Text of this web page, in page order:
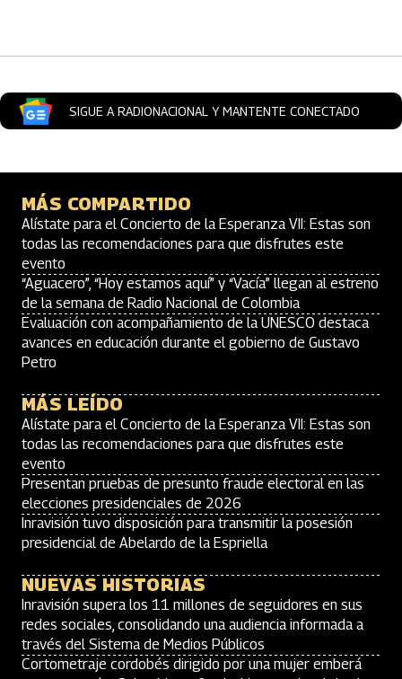
SIGUE A RADIONACIONAL Y MANTENTE CONECTADO
MÁS COMPARTIDO
Alístate para el Concierto de la Esperanza VII: Estas son
todas las recomendaciones para que disfrutes este
evento
“Aguacero”, “Hoy estamos aquí” y “Vacía” llegan al estreno
de la semana de Radio Nacional de Colombia
Evaluación con acompañamiento de la UNESCO destaca
avances en educación durante el gobierno de Gustavo
Petro
MÁS LEÍDO
Alístate para el Concierto de la Esperanza VII: Estas son
todas las recomendaciones para que disfrutes este
evento
Presentan pruebas de presunto fraude electoral en las
elecciones presidenciales de 2026
Inravisión tuvo disposición para transmitir la posesión
presidencial de Abelardo de la Espriella
NUEVAS HISTORIAS
Inravisión supera los 11 millones de seguidores en sus
redes sociales, consolidando una audiencia informada a
través del Sistema de Medios Públicos
Cortometraje cordobés dirigido por una mujer emberá